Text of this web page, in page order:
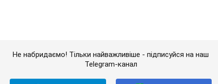
Важливе